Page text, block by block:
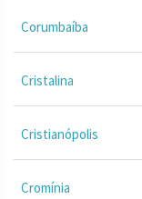
Corumbaíba
Cristalina
Cristianópolis
Cromínia